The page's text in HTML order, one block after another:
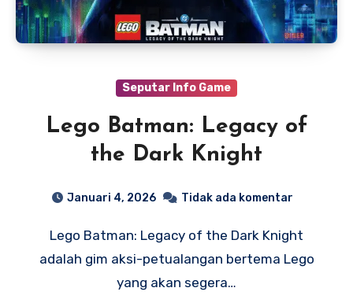
Seputar Info Game
Lego Batman: Legacy of
the Dark Knight
Januari 4, 2026 Tidak ada komentar
Lego Batman: Legacy of the Dark Knight
adalah gim aksi-petualangan bertema Lego
yang akan segera…